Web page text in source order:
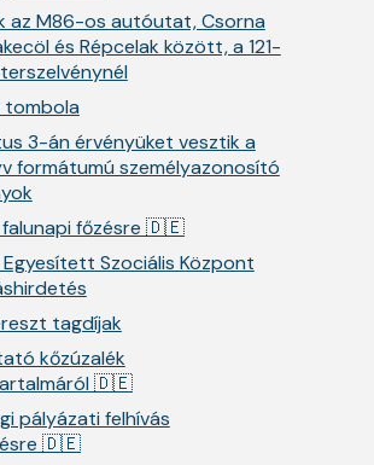
az M86-os autóutat, Csorna
és Répcelak között, a 121-
tombola
3-án érvényüket vesztik a
formátumú személyazonosító
falunapi főzésre 🇩🇪
Egyesített Szociális Központ
tagdíjak
kőzúzalék
🇩🇪
pályázati felhívás
🇩🇪